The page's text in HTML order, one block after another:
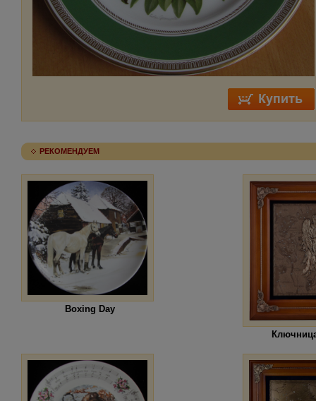
РЕКОМЕНДУЕМ
Boxing Day